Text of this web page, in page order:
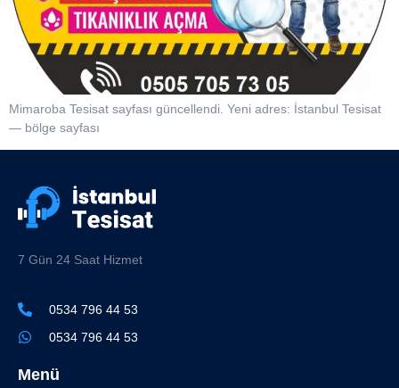
Mimaroba Tesisat sayfası güncellendi. Yeni adres: İstanbul Tesisat
— bölge sayfası
7 Gün 24 Saat Hizmet
0534 796 44 53
0534 796 44 53
Menü